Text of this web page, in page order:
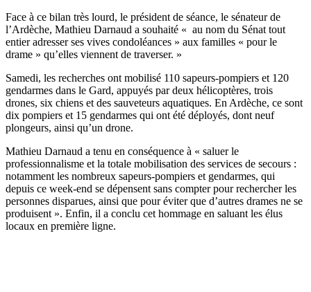
Face à ce bilan très lourd, le président de séance, le sénateur de
l’Ardèche, Mathieu Darnaud a souhaité « au nom du Sénat tout
entier adresser ses vives condoléances » aux familles « pour le
drame » qu’elles viennent de traverser. »
Samedi, les recherches ont mobilisé 110 sapeurs-pompiers et 120
gendarmes dans le Gard, appuyés par deux hélicoptères, trois
drones, six chiens et des sauveteurs aquatiques. En Ardèche, ce sont
dix pompiers et 15 gendarmes qui ont été déployés, dont neuf
plongeurs, ainsi qu’un drone.
Mathieu Darnaud a tenu en conséquence à « saluer le
professionnalisme et la totale mobilisation des services de secours :
notamment les nombreux sapeurs-pompiers et gendarmes, qui
depuis ce week-end se dépensent sans compter pour rechercher les
personnes disparues, ainsi que pour éviter que d’autres drames ne se
produisent ». Enfin, il a conclu cet hommage en saluant les élus
locaux en première ligne.